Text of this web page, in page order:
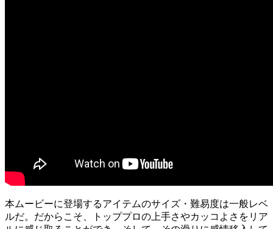
本ムービーに登場するアイテムのサイズ・難易度は一般レベ
ルだ。だからこそ、トッププロの上手さやカッコよさをリア